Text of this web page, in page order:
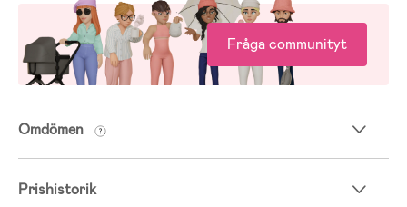
Fråga communityt
Omdömen
Prishistorik